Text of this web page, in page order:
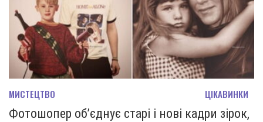
МИСТЕЦТВО ЦІКАВИНКИ
Фотошопер об’єднує старі і нові кадри зірок,